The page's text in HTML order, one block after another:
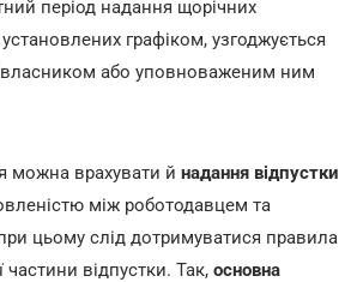
період надання щорічних
графіком, узгоджується
власником або уповноваженим ним
можна врахувати й надання відпустки
між роботодавцем та
цьому слід дотримуватися правила
відпустки. Так, основна